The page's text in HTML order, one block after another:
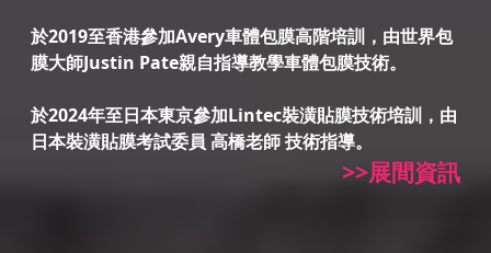
於2019至香港參加Avery車體包膜高階培訓 ， 由世界包
膜大師Justin Pate親自指導教學車體包膜技術。
於2024年至日本東京參加Lintec裝潢貼膜技術培訓，由
日本裝潢貼膜考試委員 高橋老師 技術指導。
>>展間資訊